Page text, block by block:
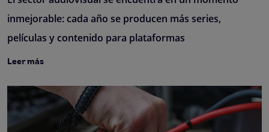
inmejorable: cada año se producen más series,
películas y contenido para plataformas
Leer más